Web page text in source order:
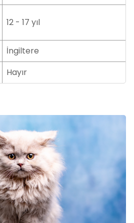
12 - 17 yıl
İngiltere
Hayır